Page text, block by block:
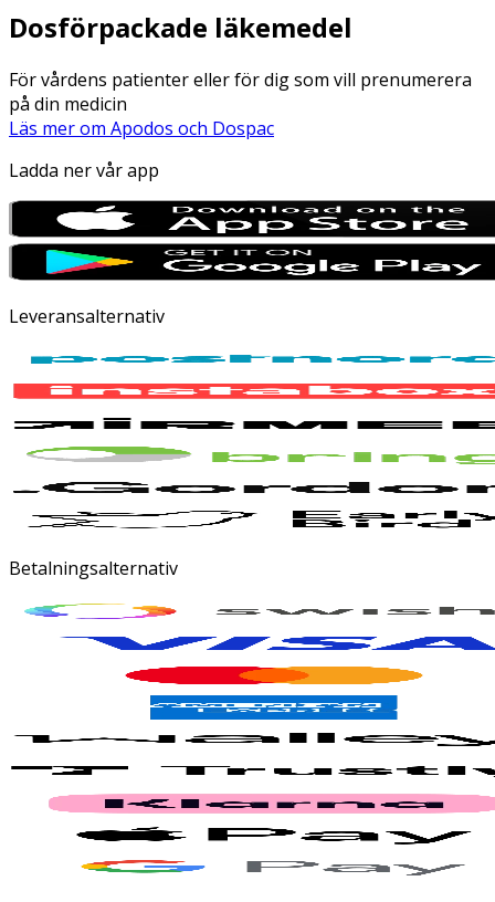
Dosförpackade läkemedel
För vårdens patienter eller för dig som vill prenumerera
på din medicin
Läs mer om Apodos och Dospac
Ladda ner vår app
Leveransalternativ
Betalningsalternativ